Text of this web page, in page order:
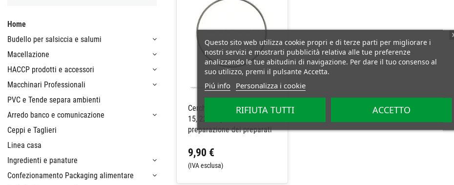
Cerchio in acciaio inox Ø
15, 22 cm per la
preparazione dei preparati
9,90 €
(IVA esclusa)
Home
Budello per salsiccia e salumi
Macellazione
HACCP prodotti e accessori
Macchinari Professionali
PVC e Tende separa ambienti
Arredo banco e comunicazione
Ceppi e Taglieri
Linea casa
Ingredienti e panature
Confezionamento Packaging alimentare
Questo sito web utilizza cookie propri e di terze parti per migliorare i
nostri servizi e mostrarti pubblicità relativa alle tue preferenze
analizzando le tue abitudini di navigazione. Per dare il tuo consenso al
suo utilizzo, premi il pulsante Accetta.
Piú info Personalizza i cookie
RIFIUTA TUTTI ACCETTO